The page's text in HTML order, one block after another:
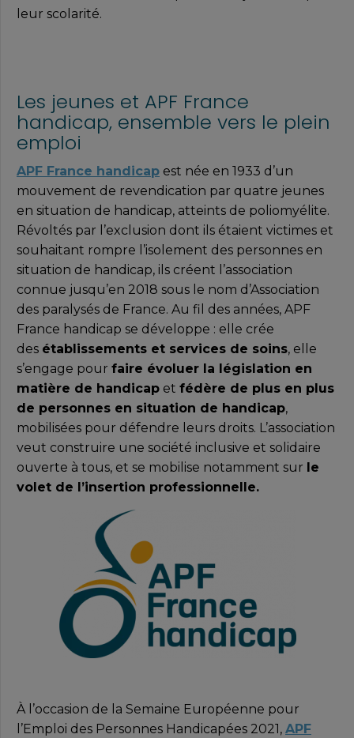
leur scolarité.
Les jeunes et APF France
handicap, ensemble vers le plein
emploi
APF France handicap est née en 1933 d’un
mouvement de revendication par quatre jeunes
en situation de handicap, atteints de poliomyélite.
Révoltés par l’exclusion dont ils étaient victimes et
souhaitant rompre l’isolement des personnes en
situation de handicap, ils créent l’association
connue jusqu’en 2018 sous le nom d’Association
des paralysés de France. Au fil des années, APF
France handicap se développe : elle crée
des établissements et services de soins, elle
s’engage pour faire évoluer la législation en
matière de handicap et fédère de plus en plus
de personnes en situation de handicap,
mobilisées pour défendre leurs droits. L’association
veut construire une société inclusive et solidaire
ouverte à tous, et se mobilise notamment sur le
volet de l’insertion professionnelle.
À l’occasion de la Semaine Européenne pour
l’Emploi des Personnes Handicapées 2021, APF